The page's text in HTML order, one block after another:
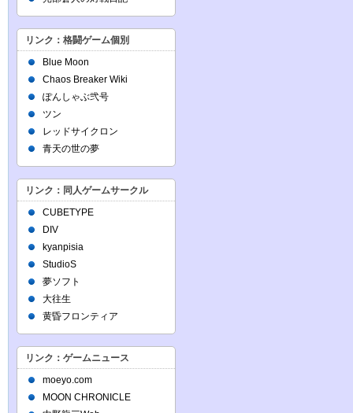
リンク：格闘ゲーム個別
Blue Moon
Chaos Breaker Wiki
ぽんしゃぶ弐号
ツン
レッドサイクロン
青天の世の夢
リンク：同人ゲームサークル
CUBETYPE
DIV
kyanpisia
StudioS
夢ソフト
大往生
黄昏フロンティア
リンク：ゲームニュース
moeyo.com
MOON CHRONICLE